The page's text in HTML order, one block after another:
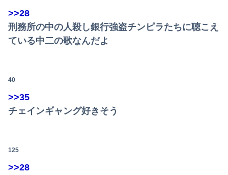
>>28
刑務所の中の人殺し銀行強盗チンピラたちに聴こえ
ている中二の歌なんだよ
40
>>35
チェインギャング好きそう
125
>>28